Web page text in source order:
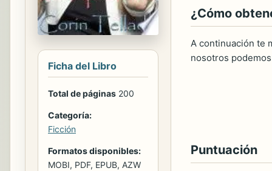
Ficha del Libro
Total de páginas 200
Categoría:
Ficción
Formatos disponibles:
MOBI, PDF, EPUB, AZW
¿Cómo
A continuación te
nosotros
Puntuación